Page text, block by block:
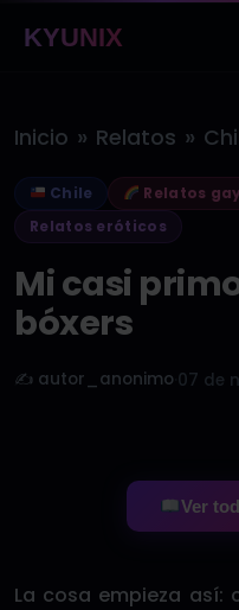
KYUNIX
Inicio » Relatos »
Chile Relatos gay
Relatos eróticos
Mi casi
bóxers
✍️ autor_anonimo 07 de
Ver
La cosa empieza así: